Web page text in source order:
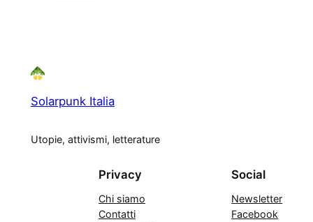
Solarpunk Italia
Utopie, attivismi, letterature
Privacy
Chi siamo
Contatti
Social
Newsletter
Facebook